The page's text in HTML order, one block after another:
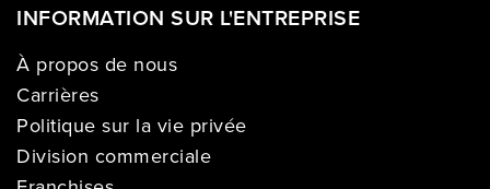
INFORMATION SUR L'ENTREPRISE
À propos de nous
Carrières
Politique sur la vie privée
Division commerciale